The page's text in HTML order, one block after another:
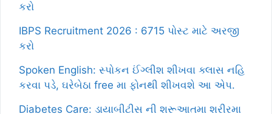
કરો
IBPS Recruitment 2026 : 6715 પોસ્ટ માટે અરજી
કરો
Spoken English: સ્પોકન ઈંગ્લીશ શીખવા ક્લાસ નહિ
કરવા પડે, ઘરેબેઠા free મા ફોનથી શીખવશે આ એપ.
Diabetes Care: ડાયાબીટીસ ની શરૂઆતમા શરીરમા